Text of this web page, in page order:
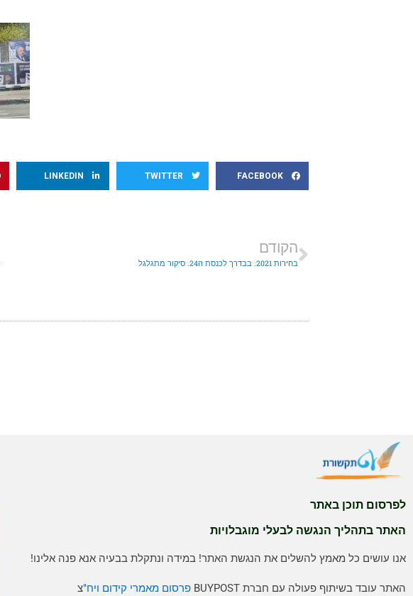
FACEBOOK
TWITTER
LINKEDIN
הקודם
בחירות 2021. בבדרך לכנסת ה24. סיקור מתגלגל
לפרסום תוכן באתר
האתר בתהליך הנגשה לבעלי מוגבלויות
אנו עושים כל מאמץ להשלים את הנגשת האתר! במידה ונתקלת בבעיה אנא פנה אלינו!
האתר עובד בשיתוף פעולה עם חברת BUYPOST פרסום מאמרי קידום ויח"צ